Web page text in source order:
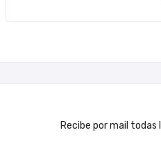
Recibe por mail todas